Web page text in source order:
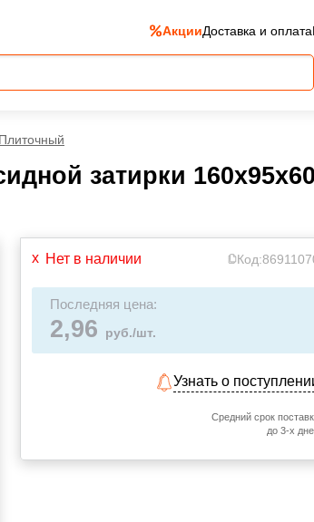
АкцииДоставка и оплата
Плиточный
затирки
Нет в наличии Код:
Последняя цена:
2,96 руб./шт.
Узнать о
Средний срок
до 3-х